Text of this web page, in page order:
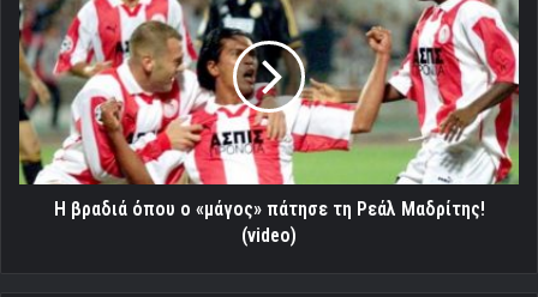
βραδιά
όπου
ο
«μάγος»
πάτησε
τη
Ρεάλ
Μαδρίτης!
(video)H βραδιά όπου ο «μάγος» πάτησε τη Ρεάλ Μαδρίτης!
(video)